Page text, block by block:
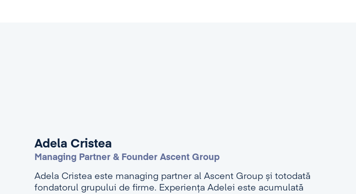
Adela Cristea
Managing Partner & Founder Ascent Group
Adela Cristea este managing partner al Ascent Group și totodată
fondatorul grupului de firme. Experienţa Adelei este acumulată